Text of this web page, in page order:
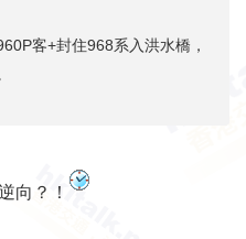
客+封住968系入洪水橋，
向？！